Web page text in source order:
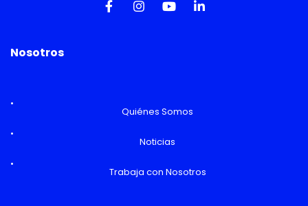
Nosotros
Quiénes Somos
Noticias
Trabaja con Nosotros